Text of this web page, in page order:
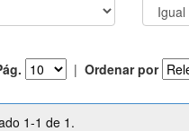
| Ordenar por
1-1 de 1.